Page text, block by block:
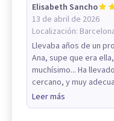
Elisabeth Sancho
13 de abril de 2026
Localización:
Llevaba años de un
Ana, supe que era
muchísimo... Ha
cercano, y muy
Leer más